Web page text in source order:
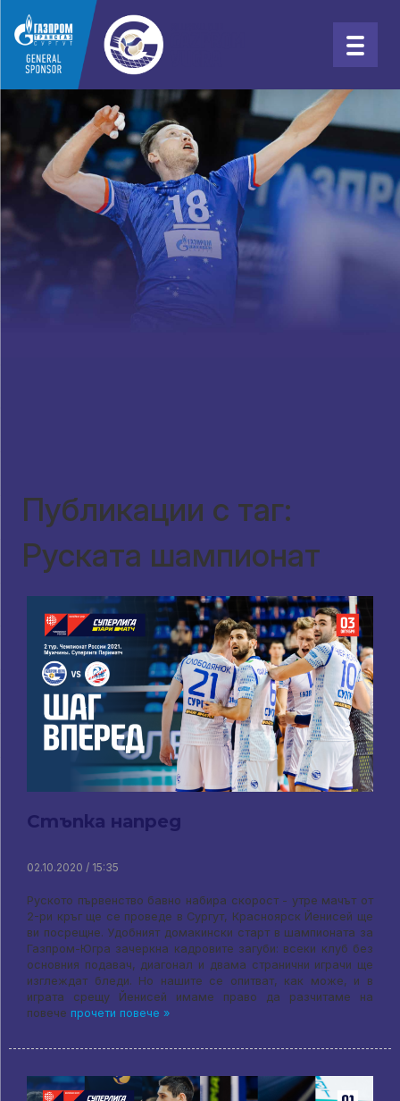
Публикации с таг:
Руската шампионат
Стъпка напред
02.10.2020 / 15:35
Руското първенство бавно набира скорост - утре мачът от
2-ри кръг ще се проведе в Сургут, Красноярск Йенисей ще
ви посрещне. Удобният домакински старт в шампионата за
Газпром-Югра зачеркна кадровите загуби: всеки клуб без
основния подавач, диагонал и двама странични играчи ще
изглеждат бледи. Но нашите се опитват, как може, и в
играта срещу Йенисей имаме право да разчитаме на
повече прочети повече »